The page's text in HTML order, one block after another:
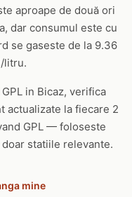
aproape de două ori
dar consumul este cu
se gaseste de la 9.36
litru.
in Bicaz, verifica
actualizate la fiecare 2
GPL — foloseste
statiile relevante.
mine